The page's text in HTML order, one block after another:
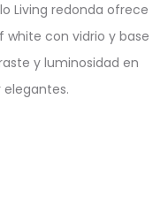
Living redonda ofrece
white con vidrio y base
y luminosidad en